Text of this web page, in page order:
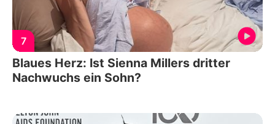
7
Blaues Herz: Ist Sienna Millers dritter
Nachwuchs ein Sohn?